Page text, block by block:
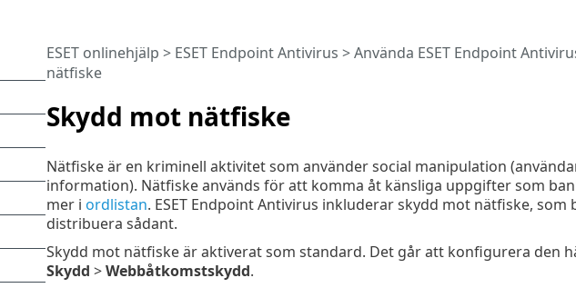
Skydd mot nätfiske
ESET onlinehjälp > ESET Endpoint Antivirus >Använda ESET Endpoint
nätfiske
Nätfiske är en kriminell aktivitet som använder social manipulation
information). Nätfiske används för att komma åt känsliga uppgifter som
mer i ordlistan. ESET Endpoint Antivirus inkluderar skydd mot nätfiske,
distribuera sådant.
Skydd mot nätfiske är aktiverat som standard. Det går att konfigurera den
Skydd >Webbåtkomstskydd.